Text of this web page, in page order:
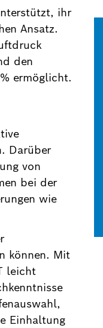
ihr
Ansatz.
den
ermöglicht.
Darüber
von
bei der
wie
können. Mit
leicht
Einhaltung